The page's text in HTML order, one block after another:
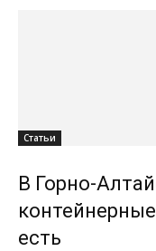
Статьи
В Горно-
есть